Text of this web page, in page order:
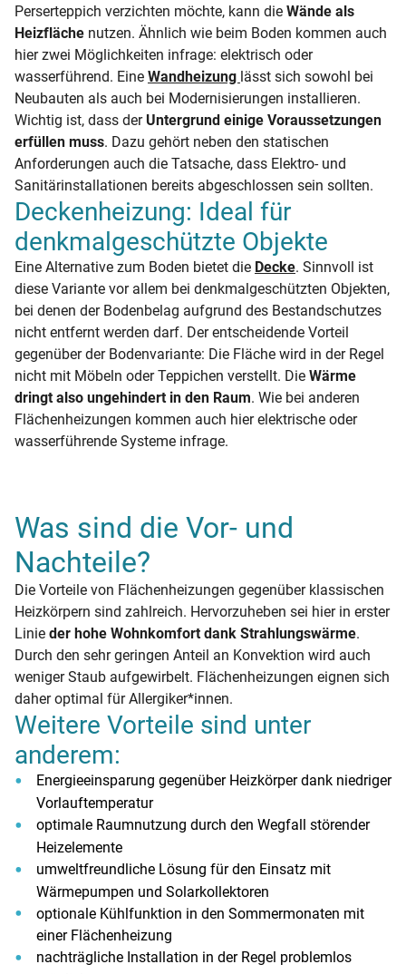
Perserteppich verzichten möchte, kann die Wände als
Heizfläche nutzen. Ähnlich wie beim Boden kommen auch
hier zwei Möglichkeiten infrage: elektrisch oder
wasserführend. Eine Wandheizung lässt sich sowohl bei
Neubauten als auch bei Modernisierungen installieren.
Wichtig ist, dass der Untergrund einige Voraussetzungen
erfüllen muss. Dazu gehört neben den statischen
Anforderungen auch die Tatsache, dass Elektro- und
Sanitärinstallationen bereits abgeschlossen sein sollten.
Deckenheizung: Ideal für
denkmalgeschützte Objekte
Eine Alternative zum Boden bietet die Decke. Sinnvoll ist
diese Variante vor allem bei denkmalgeschützten Objekten,
bei denen der Bodenbelag aufgrund des Bestandschutzes
nicht entfernt werden darf. Der entscheidende Vorteil
gegenüber der Bodenvariante: Die Fläche wird in der Regel
nicht mit Möbeln oder Teppichen verstellt. Die Wärme
dringt also ungehindert in den Raum. Wie bei anderen
Flächenheizungen kommen auch hier elektrische oder
wasserführende Systeme infrage.
Was sind die Vor- und
Nachteile?
Die Vorteile von Flächenheizungen gegenüber klassischen
Heizkörpern sind zahlreich. Hervorzuheben sei hier in erster
Linie der hohe Wohnkomfort dank Strahlungswärme.
Durch den sehr geringen Anteil an Konvektion wird auch
weniger Staub aufgewirbelt. Flächenheizungen eignen sich
daher optimal für Allergiker*innen.
Weitere Vorteile sind unter
anderem:
Energieeinsparung gegenüber Heizkörper dank niedriger
Vorlauftemperatur
optimale Raumnutzung durch den Wegfall störender
Heizelemente
umweltfreundliche Lösung für den Einsatz mit
Wärmepumpen und Solarkollektoren
optionale Kühlfunktion in den Sommermonaten mit
einer Flächenheizung
nachträgliche Installation in der Regel problemlos